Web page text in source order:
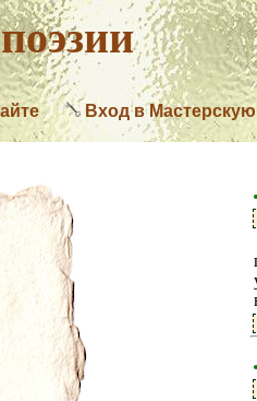
Вход в Мастерскую